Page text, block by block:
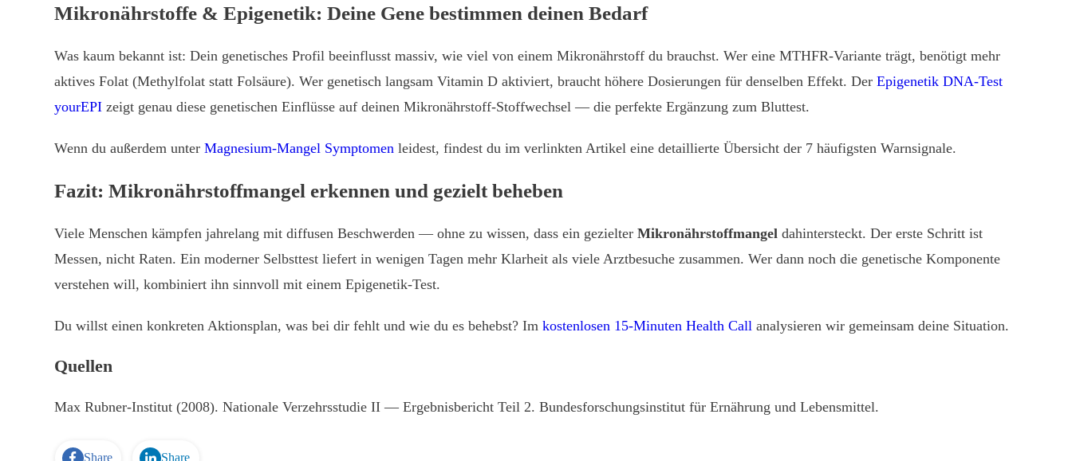
Mikronährstoffe & Epigenetik: Deine Gene bestimmen deinen Bedarf
Was kaum bekannt ist: Dein genetisches Profil beeinflusst massiv, wie viel von einem Mikronährstoff du brauchst. Wer eine MTHFR-Variante trägt, benötigt mehr
aktives Folat (Methylfolat statt Folsäure). Wer genetisch langsam Vitamin D aktiviert, braucht höhere Dosierungen für denselben Effekt. Der Epigenetik DNA-Test
yourEPI zeigt genau diese genetischen Einflüsse auf deinen Mikronährstoff-Stoffwechsel — die perfekte Ergänzung zum Bluttest.
Wenn du außerdem unter Magnesium-Mangel Symptomen leidest, findest du im verlinkten Artikel eine detaillierte Übersicht der 7 häufigsten Warnsignale.
Fazit: Mikronährstoffmangel erkennen und gezielt beheben
Viele Menschen kämpfen jahrelang mit diffusen Beschwerden — ohne zu wissen, dass ein gezielter Mikronährstoffmangel dahintersteckt. Der erste Schritt ist
Messen, nicht Raten. Ein moderner Selbsttest liefert in wenigen Tagen mehr Klarheit als viele Arztbesuche zusammen. Wer dann noch die genetische Komponente
verstehen will, kombiniert ihn sinnvoll mit einem Epigenetik-Test.
Du willst einen konkreten Aktionsplan, was bei dir fehlt und wie du es behebst? Im kostenlosen 15-Minuten Health Call analysieren wir gemeinsam deine Situation.
Quellen
Max Rubner-Institut (2008). Nationale Verzehrsstudie II — Ergebnisbericht Teil 2. Bundesforschungsinstitut für Ernährung und Lebensmittel.
Share Share